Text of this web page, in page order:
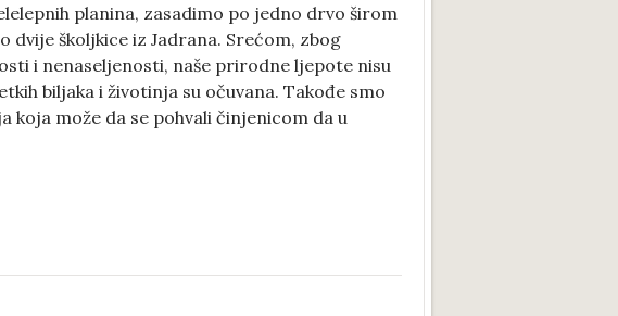
planina, zasadimo po jedno drvo širom
dvije školjkice iz Jadrana. Srećom, zbog
i nenaseljenosti, naše prirodne ljepote nisu
biljaka i životinja su očuvana. Takođe smo
koja može da se pohvali činjenicom da u